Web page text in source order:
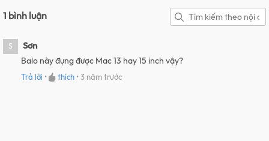
1 bình luận
S Sơn
Balo này đựng được Mac 13 hay 15 inch vậy?
Trả lời • thích •3 năm trước